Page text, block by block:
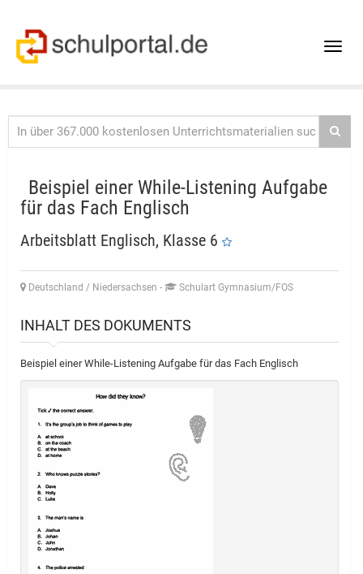
Toggle
Beispiel einer While-Listening Aufgabe
für das Fach Englisch
Arbeitsblatt Englisch, Klasse 6
Deutschland / Niedersachsen - Schulart Gymnasium/FOS
INHALT DES DOKUMENTS
Beispiel einer While-Listening Aufgabe für das Fach Englisch